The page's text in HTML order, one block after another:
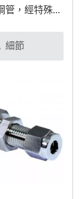
管，經特殊處
細節